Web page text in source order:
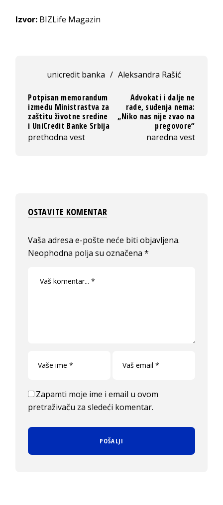
Izvor: BIZLife Magazin
unicredit banka / Aleksandra Rašić
Potpisan memorandum
između Ministrastva za
zaštitu životne sredine
i UniCredit Banke Srbija
prethodna vest
Advokati i dalje ne
rade, suđenja nema:
„Niko nas nije zvao na
pregovore“
naredna vest
OSTAVITE KOMENTAR
Vaša adresa e-pošte neće biti objavljena.
Neophodna polja su označena*
Zapamti moje ime i email u ovom
pretraživaču za sledeći komentar.